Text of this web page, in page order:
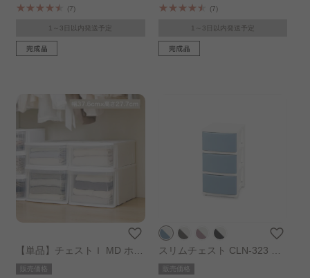
(7)
1～3日以内発送予定
(7)
1～3日以内発送予定
【単品】チェストＩ MD ホワ
イト／クリア
販売価格
スリムチェスト CLN-323 ブ
ルー／ホワイト
販売価格